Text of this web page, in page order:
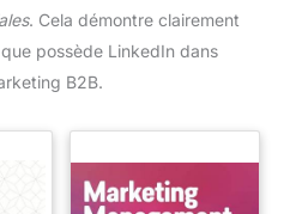
. Cela démontre clairement
possède LinkedIn dans
B2B.